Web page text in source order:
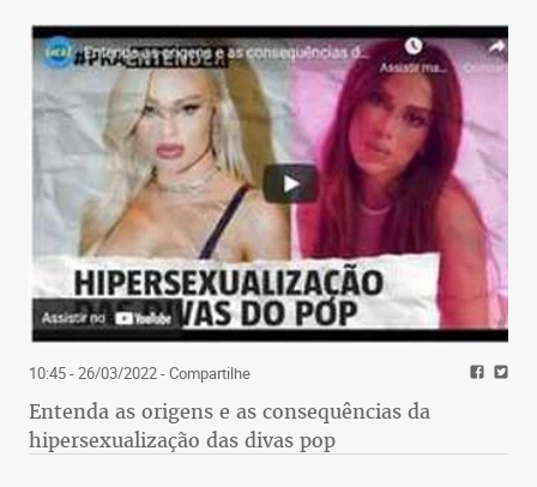
10:45 - 26/03/2022- Compartilhe
Entenda as origens e as consequências da
hipersexualização das divas pop